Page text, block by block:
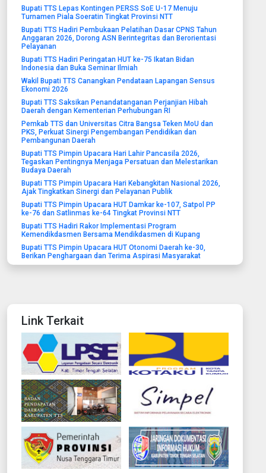
Bupati TTS Lepas Kontingen PERSS SoE U-17 Menuju
Turnamen Piala Soeratin Tingkat Provinsi NTT
Bupati TTS Hadiri Pembukaan Pelatihan Dasar CPNS Tahun
Anggaran 2026, Dorong ASN Berintegritas dan Berorientasi
Pelayanan
Bupati TTS Hadiri Peringatan HUT ke-75 Ikatan Bidan
Indonesia dan Buka Seminar Ilmiah
Wakil Bupati TTS Canangkan Pendataan Lapangan Sensus
Ekonomi 2026
Bupati TTS Saksikan Penandatanganan Perjanjian Hibah
Daerah dengan Kementerian Perhubungan RI
Pemkab TTS dan Universitas Citra Bangsa Teken MoU dan
PKS, Perkuat Sinergi Pengembangan Pendidikan dan
Pembangunan Daerah
Bupati TTS Pimpin Upacara Hari Lahir Pancasila 2026,
Tegaskan Pentingnya Menjaga Persatuan dan Melestarikan
Budaya Daerah
Bupati TTS Pimpin Upacara Hari Kebangkitan Nasional 2026,
Ajak Tingkatkan Sinergi dan Pelayanan Publik
Bupati TTS Pimpin Upacara HUT Damkar ke-107, Satpol PP
ke-76 dan Satlinmas ke-64 Tingkat Provinsi NTT
Bupati TTS Hadiri Rakor Implementasi Program
Kemendikdasmen Bersama Mendikdasmen di Kupang
Bupati TTS Pimpin Upacara HUT Otonomi Daerah ke-30,
Berikan Penghargaan dan Terima Aspirasi Masyarakat
Link Terkait